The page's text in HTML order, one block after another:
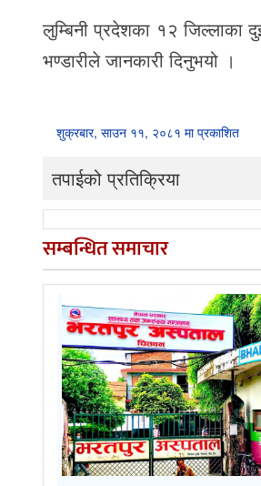
लुम्बिनी प्रदेशका १२ जिल्लाका
भण्डारीले जानकारी दिनुभयो ।
शुक्रबार, साउन ११, २०८१ मा प्रकाशित
तपाईको प्रतिक्रिया
सम्बन्धित समाचार